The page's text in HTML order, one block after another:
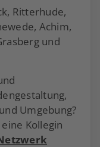
Ritterhude,
Achim,
und
Umgebung?
Kollegin